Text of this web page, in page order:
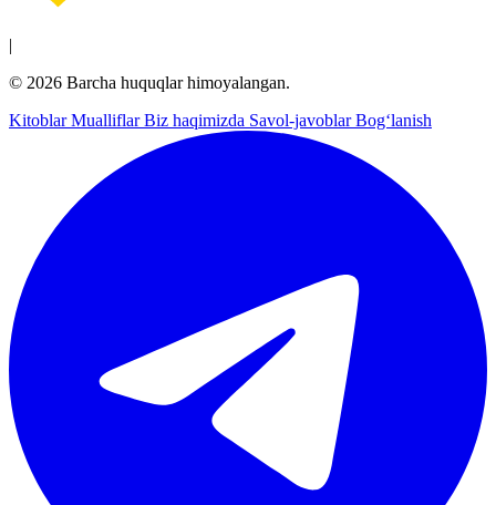
|
© 2026 Barcha huquqlar himoyalangan.
KitoblarMualliflarBiz haqimizda Savol-javoblarBog‘lanish